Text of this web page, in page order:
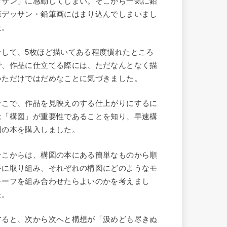
デッサン・鉛筆画にはまり込んでしまいまし
して、5枚ほど描いてある程度慣れたところ
、作品に仕立てる際には、ただなんとなく描
ただけではだめなことに気づきました。
こで、作品を見映えのする仕上がりにするに
「構図」が重要性であることを知り、早速構
の本を購入しました。
こからは、構図の本にある簡単なものから順
に取り組み、それぞれの構図にどのようなモ
ーフを組み合わせたらよいのかを考えまし
ると、次から次へと構想が「汲めども尽きぬ